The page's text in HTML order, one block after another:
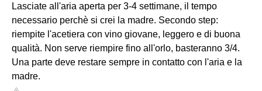
Lasciate all'aria aperta per 3-4 settimane, il tempo
necessario perchè si crei la madre. Secondo step:
riempite l'acetiera con vino giovane, leggero e di buona
qualità. Non serve riempire fino all'orlo, basteranno 3/4.
Una parte deve restare sempre in contatto con l'aria e la
madre.